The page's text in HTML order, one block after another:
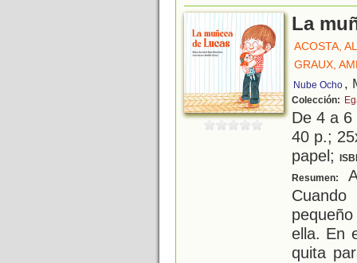
La
ACOSTA,
GRAUX,
Nube Ocho ,
Colección:
De 4 a
40 p.;
papel;
Resumen:
ella. En
quita